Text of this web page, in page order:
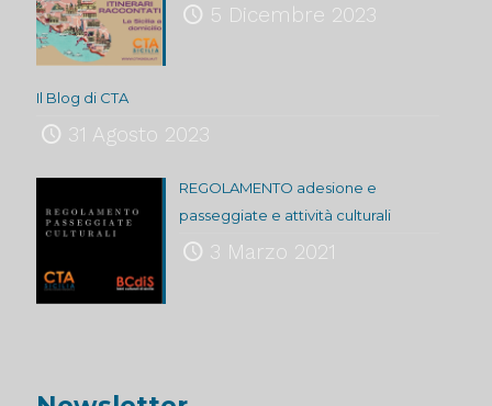
5 Dicembre 2023
Il Blog di CTA
31 Agosto 2023
REGOLAMENTO adesione e
passeggiate e attività culturali
3 Marzo 2021